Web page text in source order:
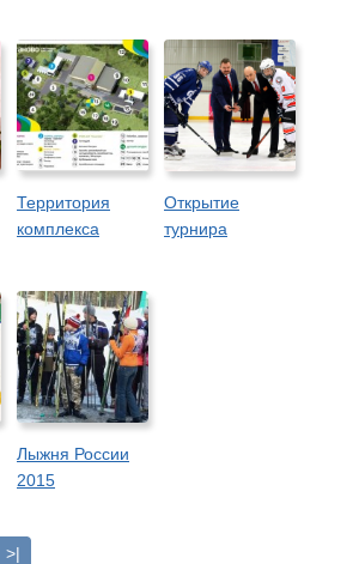
Территория
комплекса
Открытие
турнира
Лыжня России
2015
>|